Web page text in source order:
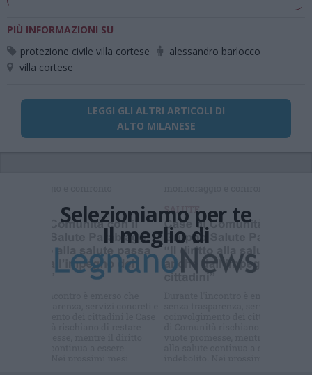
PIÙ INFORMAZIONI SU
protezione civile villa cortese
alessandro barlocco
villa cortese
LEGGI GLI ALTRI ARTICOLI DI
ALTO MILANESE
Selezioniamo per te
Il meglio di
Iscriviti alla